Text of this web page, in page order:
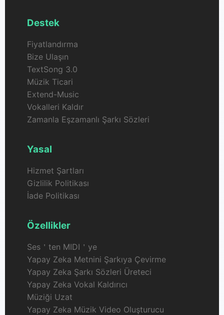
Destek
Fiyatlandırma
Bize Ulaşın
TextSong 3.0
Müzik Ticari
Extend-Music
Vokalleri Kaldır
Zamanla Eşzamanlı Şarkı Sözleri
Yasal
Hizmet Şartları
Gizlilik Politikası
İade Politikası
Özellikler
Ses＇ten MIDI＇ye
Yapay Zeka Metnini Şarkıya Çevirme
Yapay Zeka Şarkı Sözleri Üreteci
Yapay Zeka Vokal Kaldırıcı
Müziği Uzat
Yapay Zeka Müzik Video Oluşturucu